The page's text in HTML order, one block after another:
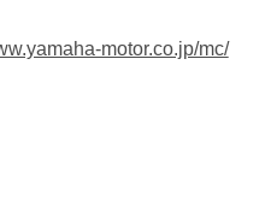
motor.co.jp/mc/